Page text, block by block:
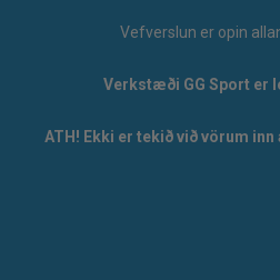
Vefverslun er opin
Verkstæði GG Sport er
ATH! Ekki er tekið við vörum